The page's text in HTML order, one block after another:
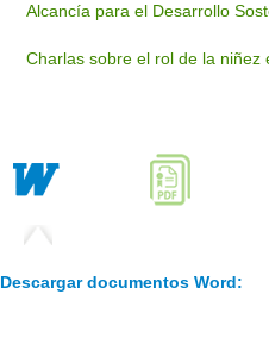
Alcancía para el Desarrollo
Charlas sobre el rol de la niñez
Descargar documentos Word: